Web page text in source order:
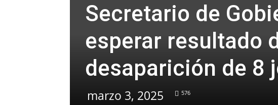
Secretario de
esperar resultado
desaparición de 8
marzo 3, 2025 576